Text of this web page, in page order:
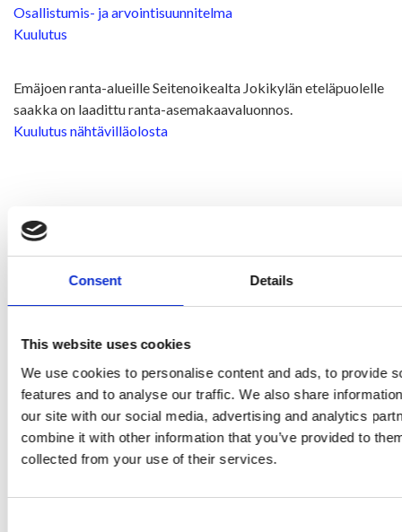
Consent Details
This website uses cookies
We use cookies to personalise content and ads, to provide
features and to analyse our traffic. We also share
our site with our social media, advertising and analytics
combine it with other information that you’ve provided to
collected from your use of their services.
Osallistumis- ja arvointisuunnitelma
Kuulutus
Emäjoen ranta-alueille Seitenoikealta Jokikylän eteläpuolelle
saakka on laadittu ranta-asemakaavaluonnos.
Kuulutus nähtävilläolosta
Kunnanhallitus on myöntänyt kokouksessaan 3.4.2018
poikkeamisluvan
1:7- ja Partola
Rno 1:192 -nimisille kiinteistöille.
Kuulutus nähtävilläolosta
Kunnanhallituksen päätös 21.5.2018
Poikkeamislupa Metsäyhtymä Oikarinen Antti-Jussi ym.